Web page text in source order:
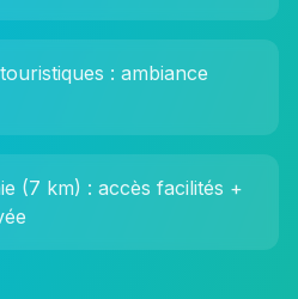
: ambiance
(7 km) : accès facilités +